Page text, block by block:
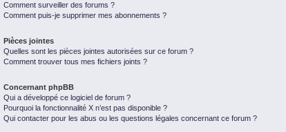
Comment surveiller des forums ?
Comment puis-je supprimer mes abonnements ?
Pièces jointes
Quelles sont les pièces jointes autorisées sur ce forum ?
Comment trouver tous mes fichiers joints ?
Concernant phpBB
Qui a développé ce logiciel de forum ?
Pourquoi la fonctionnalité X n’est pas disponible ?
Qui contacter pour les abus ou les questions légales concernant ce forum ?